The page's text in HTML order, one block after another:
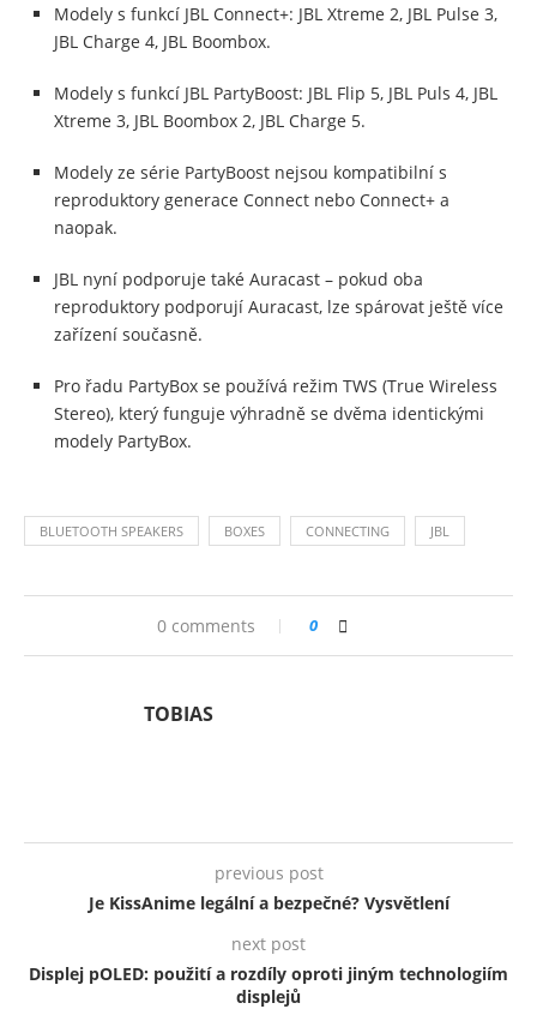
Modely s funkcí JBL Connect+: JBL Xtreme 2, JBL Pulse 3,
JBL Charge 4, JBL Boombox.
Modely s funkcí JBL PartyBoost: JBL Flip 5, JBL Puls 4, JBL
Xtreme 3, JBL Boombox 2, JBL Charge 5.
Modely ze série PartyBoost nejsou kompatibilní s
reproduktory generace Connect nebo Connect+ a
naopak.
JBL nyní podporuje také Auracast – pokud oba
reproduktory podporují Auracast, lze spárovat ještě více
zařízení současně.
Pro řadu PartyBox se používá režim TWS (True Wireless
Stereo), který funguje výhradně se dvěma identickými
modely PartyBox.
BLUETOOTH SPEAKERS BOXES CONNECTING JBL
0 comments 0
TOBIAS
previous post
Je KissAnime legální a bezpečné? Vysvětlení
next post
Displej pOLED: použití a rozdíly oproti jiným technologiím
displejů